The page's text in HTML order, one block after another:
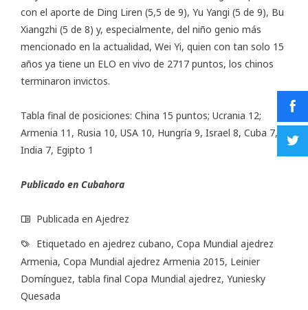
con el aporte de Ding Liren (5,5 de 9), Yu Yangi (5 de 9), Bu
Xiangzhi (5 de 8) y, especialmente, del niño genio más
mencionado en la actualidad, Wei Yi, quien con tan solo 15
años ya tiene un ELO en vivo de 2717 puntos, los chinos
terminaron invictos.
Tabla final de posiciones: China 15 puntos; Ucrania 12;
Armenia 11, Rusia 10, USA 10, Hungría 9, Israel 8, Cuba 7,
India 7, Egipto 1
Publicado en Cubahora
Publicada en Ajedrez
Etiquetado en ajedrez cubano, Copa Mundial ajedrez
Armenia, Copa Mundial ajedrez Armenia 2015, Leinier
Domínguez, tabla final Copa Mundial ajedrez, Yuniesky
Quesada